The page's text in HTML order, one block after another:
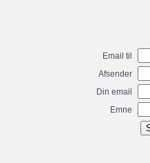
Email til
Afsender
Din email
Emne